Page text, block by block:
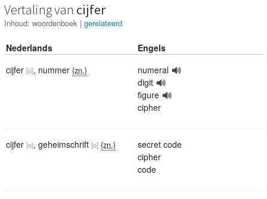
Vertaling van cijfer
Inhoud: woordenboek | gerelateerd
Nederlands
Engels
cijfer [o], nummer {zn.}
numeral
digit
figure
cipher
cijfer [o], geheimschrift [o] {zn.}
secret code
cipher
code